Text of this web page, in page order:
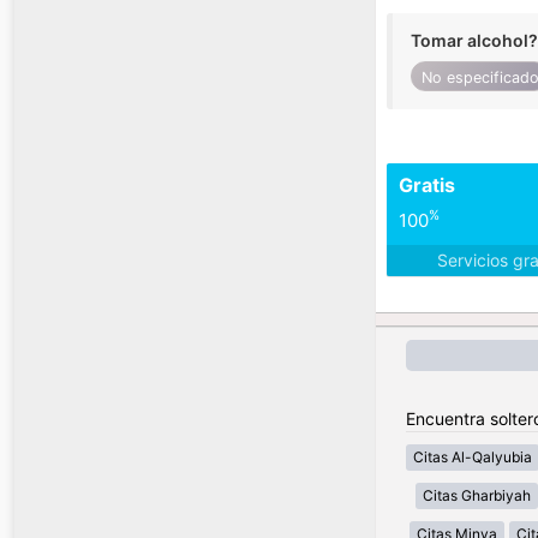
Tomar alcohol?
No especificado
Gratis
100%
Servicios
Encuentra
Citas Al-Qalyubia
Citas Gharbiyah
Citas Minya